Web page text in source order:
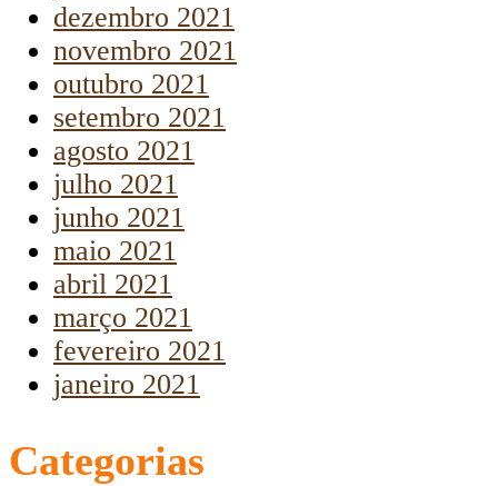
dezembro 2021
novembro 2021
outubro 2021
setembro 2021
agosto 2021
julho 2021
junho 2021
maio 2021
abril 2021
março 2021
fevereiro 2021
janeiro 2021
Categorias